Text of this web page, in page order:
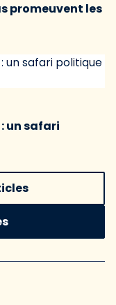
promeuvent les
: un safari